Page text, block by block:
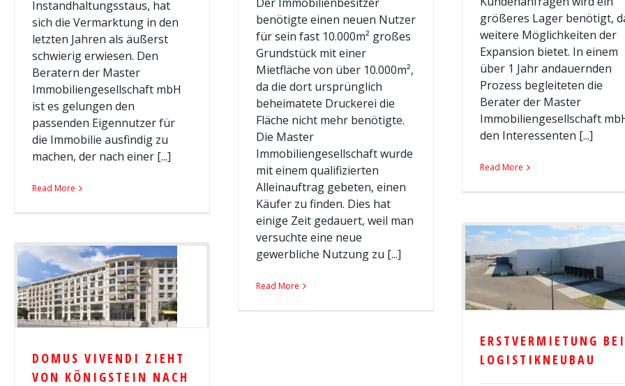
Instandhaltungsstaus, hat
sich die Vermarktung in den
letzten Jahren als äußerst
schwierig erwiesen. Den
Beratern der Master
Immobiliengesellschaft mbH
ist es gelungen den
passenden Eigennutzer für
die Immobilie ausfindig zu
machen, der nach einer [...]
Read More
größeres Lager benötigt,
weitere Möglichkeiten der
Expansion bietet. In einem
über 1 Jahr andauernden
Prozess begleiteten die
Berater der Master
Immobiliengesellschaft
den Interessenten [...]
Read More
Der Immobilienbesitzer
benötigte einen neuen Nutzer
für sein fast 10.000m² großes
Grundstück mit einer
Mietfläche von über 10.000m²,
da die dort ursprünglich
beheimatete Druckerei die
Fläche nicht mehr benötigte.
Die Master
Immobiliengesellschaft wurde
mit einem qualifizierten
Alleinauftrag gebeten, einen
Käufer zu finden. Dies hat
einige Zeit gedauert, weil man
versuchte eine neue
gewerbliche Nutzung zu [...]
Read More
ERSTVERMIETUNG BEI
LOGISTIKNEUBAU
DOMUS VIVENDI ZIEHT
VON KÖNIGSTEIN NACH